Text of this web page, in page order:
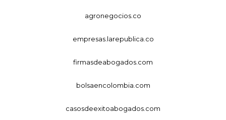
agronegocios.co
empresas.larepublica.co
firmasdeabogados.com
bolsaencolombia.com
casosdeexitoabogados.com